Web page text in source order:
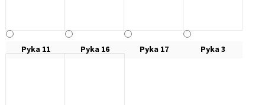
Pyka 11 Pyka 16 Pyka 17 Pyka 3